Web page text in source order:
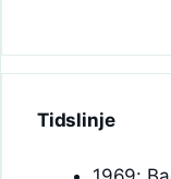
Tidslinje